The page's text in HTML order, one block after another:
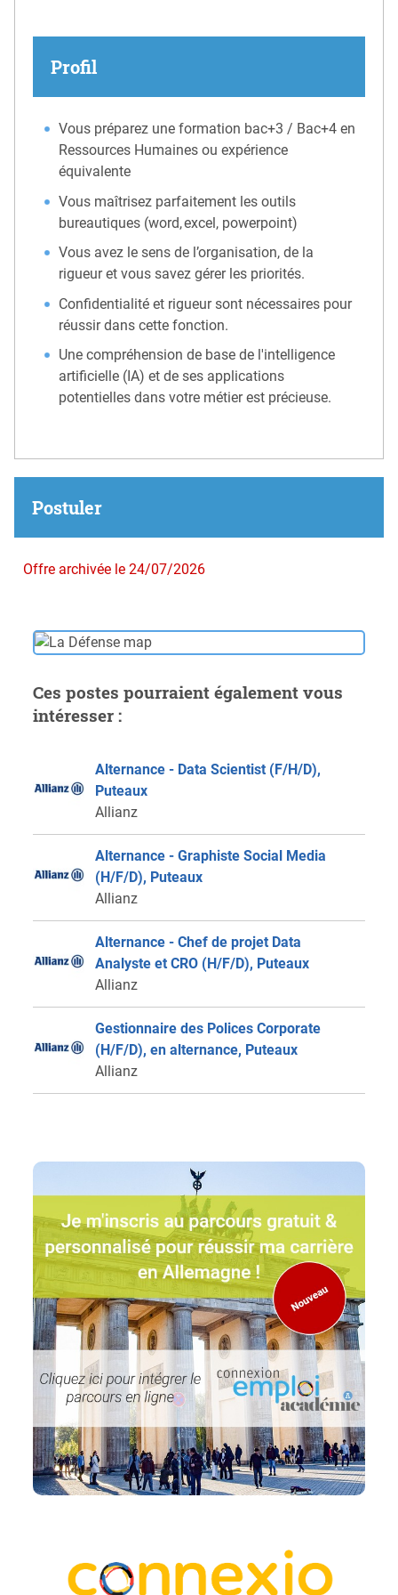
Profil
Vous préparez une formation bac+3 / Bac+4 en
Ressources Humaines ou expérience
équivalente
Vous maîtrisez parfaitement les outils
bureautiques (word, excel, powerpoint)
Vous avez le sens de l’organisation, de la
rigueur et vous savez gérer les priorités.
Confidentialité et rigueur sont nécessaires pour
réussir dans cette fonction.
Une compréhension de base de l'intelligence
artificielle (IA) et de ses applications
potentielles dans votre métier est précieuse.
Postuler
Offre archivée le 24/07/2026
Ces postes pourraient également vous
intéresser :
Alternance - Data Scientist (F/H/D),
Puteaux
Allianz
Alternance - Graphiste Social Media
(H/F/D), Puteaux
Allianz
Alternance - Chef de projet Data
Analyste et CRO (H/F/D), Puteaux
Allianz
Gestionnaire des Polices Corporate
(H/F/D), en alternance, Puteaux
Allianz